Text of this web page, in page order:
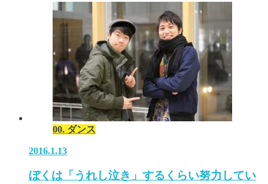
00. ダンス
2016.1.13
ぼくは「うれし泣き」するくらい努力してい